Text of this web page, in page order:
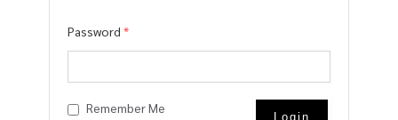
Password*
Remember Me